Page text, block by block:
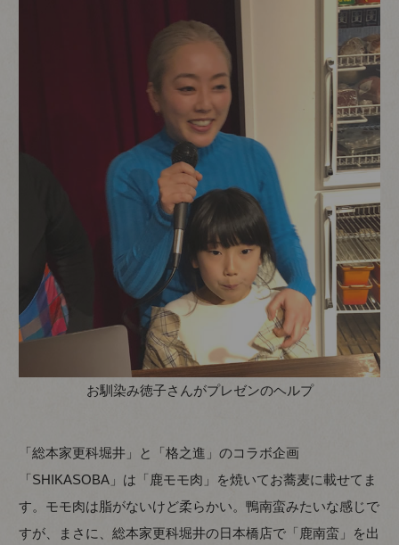
お馴染み徳子さんがプレゼンのヘルプ
「総本家更科堀井」と「格之進」のコラボ企画
「SHIKASOBA」は「鹿モモ肉」を焼いてお蕎麦に載せてま
す。モモ肉は脂がないけど柔らかい。鴨南蛮みたいな感じで
すが、まさに、総本家更科堀井の日本橋店で「鹿南蛮」を出